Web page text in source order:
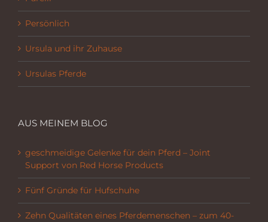
Persönlich
Ursula und ihr Zuhause
Ursulas Pferde
AUS MEINEM BLOG
geschmeidige Gelenke für dein Pferd – Joint
Support von Red Horse Products
Fünf Gründe für Hufschuhe
Zehn Qualitäten eines Pferdemenschen – zum 40-